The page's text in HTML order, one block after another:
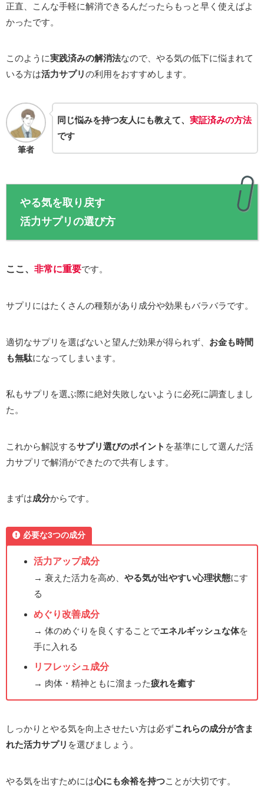
正直、こんな手軽に解消できるんだったらもっと早く使えばよ
かったです。
このように実践済みの解消法なので、やる気の低下に悩まれて
いる方は活力サプリの利用をおすすめします。
筆者
同じ悩みを持つ友人にも教えて、実証済みの方法
です
やる気を取り戻す
活力サプリの選び方
ここ、 非常に重要です。
サプリにはたくさんの種類があり成分や効果もバラバラです。
適切なサプリを選ばないと望んだ効果が得られず、 お金も時間
も無駄になってしまいます。
私もサプリを選ぶ際に絶対失敗しないように必死に調査しまし
た。
これから解説するサプリ選びのポイント を基準にして選んだ活
力サプリで解消ができたので共有します。
まずは成分からです。
必要な3つの成分
活力アップ成分
→ 衰えた活力を高め、 やる気が出やすい心理状態にす
る
めぐり改善成分
→ 体のめぐりを良くすることでエネルギッシュな体を
手に入れる
リフレッシュ成分
→ 肉体・精神ともに溜まった疲れを癒す
しっかりとやる気を向上させたい方は必ずこれらの成分が含ま
れた活力サプリ を選びましょう。
やる気を出すためには心にも余裕を持つことが大切です。